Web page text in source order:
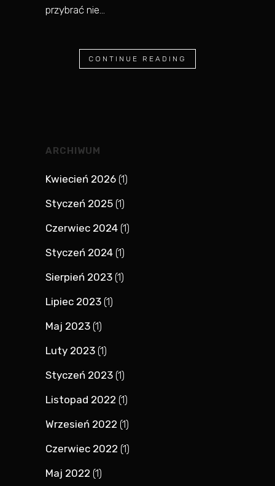
przybrać nie...
CONTINUE READING
ARCHIWUM
Kwiecień 2026 (1)
Styczeń 2025 (1)
Czerwiec 2024 (1)
Styczeń 2024 (1)
Sierpień 2023 (1)
Lipiec 2023 (1)
Maj 2023 (1)
Luty 2023 (1)
Styczeń 2023 (1)
Listopad 2022 (1)
Wrzesień 2022 (1)
Czerwiec 2022 (1)
Maj 2022 (1)